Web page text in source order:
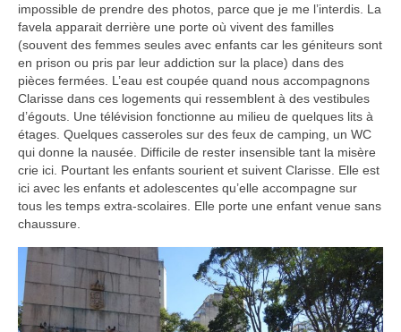
impossible de prendre des photos, parce que je me l’interdis. La
favela apparait derrière une porte où vivent des familles
(souvent des femmes seules avec enfants car les géniteurs sont
en prison ou pris par leur addiction sur la place) dans des
pièces fermées. L’eau est coupée quand nous accompagnons
Clarisse dans ces logements qui ressemblent à des vestibules
d’égouts. Une télévision fonctionne au milieu de quelques lits à
étages. Quelques casseroles sur des feux de camping, un WC
qui donne la nausée. Difficile de rester insensible tant la misère
crie ici. Pourtant les enfants sourient et suivent Clarisse. Elle est
ici avec les enfants et adolescentes qu’elle accompagne sur
tous les temps extra-scolaires. Elle porte une enfant venue sans
chaussure.